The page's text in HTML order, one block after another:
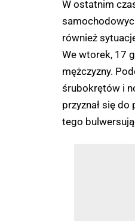
W ostatnim
również
We wtorek, 17
mężczyzny.
śrubokrętów i
przyznał się
tego